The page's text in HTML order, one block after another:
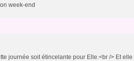
week-end
journée soit étincelante pour Elle.<br /> Et